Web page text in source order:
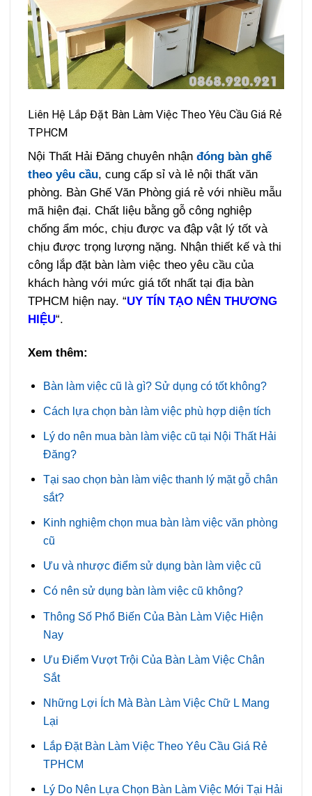
Liên Hệ Lắp Đặt Bàn Làm Việc Theo Yêu Cầu Giá Rẻ
TPHCM
Nội Thất Hải Đăng chuyên nhậnđóng bàn ghế
theo yêu cầu, cung cấp sỉ và lẻ nội thất văn
phòng. Bàn Ghế Văn Phòng giá rẻ với nhiều mẫu
mã hiện đại. Chất liệu bằng gỗ công nghiệp
chống ẩm móc, chịu được va đập vật lý tốt và
chịu được trọng lượng nặng. Nhận thiết kế và thi
công lắp đặt bàn làm việc theo yêu cầu của
khách hàng với mức giá tốt nhất tại địa bàn
TPHCM hiện nay. “UY TÍN TẠO NÊN THƯƠNG
HIỆU“.
Xem thêm:
Bàn làm việc cũ là gì? Sử dụng có tốt không?
Cách lựa chọn bàn làm việc phù hợp diện tích
Lý do nên mua bàn làm việc cũ tại Nội Thất Hải
Đăng?
Tại sao chọn bàn làm việc thanh lý mặt gỗ chân
sắt?
Kinh nghiệm chọn mua bàn làm việc văn phòng
cũ
Ưu và nhược điểm sử dụng bàn làm việc cũ
Có nên sử dụng bàn làm việc cũ không?
Thông Số Phổ Biến Của Bàn Làm Việc Hiện
Nay
Ưu Điểm Vượt Trội Của Bàn Làm Việc Chân
Sắt
Những Lợi Ích Mà Bàn Làm Việc Chữ L Mang
Lại
Lắp Đặt Bàn Làm Việc Theo Yêu Cầu Giá Rẻ
TPHCM
Lý Do Nên Lựa Chọn Bàn Làm Việc Mới Tại Hải